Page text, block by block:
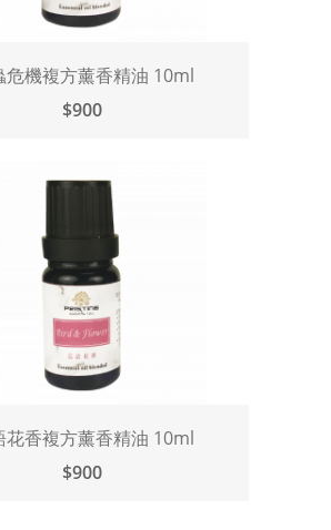
危機複方薰香精油 10ml
$900
花香複方薰香精油 10ml
$900